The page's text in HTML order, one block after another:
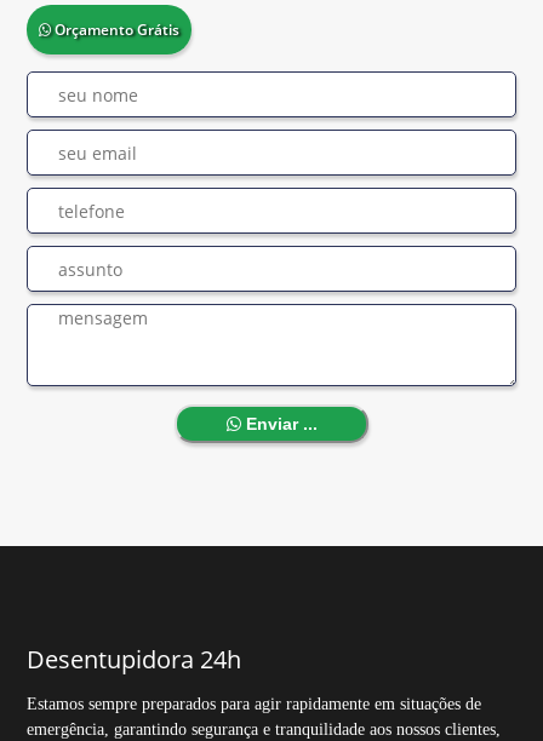
Orçamento Grátis
Enviar ...
Desentupidora 24h
Estamos sempre preparados para agir rapidamente em situações de
emergência, garantindo segurança e tranquilidade aos nossos clientes,